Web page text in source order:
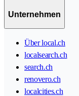
Unternehmen
Über local.ch
localsearch.ch
search.ch
renovero.ch
localcities.ch